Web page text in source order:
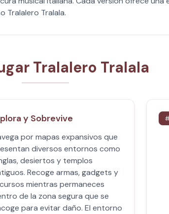
Tralalero Tralala.
Tralalero Tralala
y Sobrevive
por mapas expansivos que
diversos entornos como
desiertos y templos
Recoge armas, gadgets y
mientras permaneces
de la zona segura que se
para evitar daño. El entorno